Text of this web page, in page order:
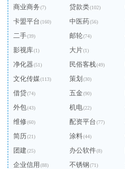
商业商务(7) 贷款类(102)
卡盟平台(160) 中医药(56)
二手(39) 邮轮(74)
影视库(1) 大片(1)
净化器(51) 民俗客栈(49)
文化传媒(113) 策划 (30)
借贷(74) 五金(90)
外包(43) 机电(22)
维修(60) 配资平台(77)
简历(21) 涂料(44)
团建(25) 办公软件(8)
企业信用 (88) 不锈钢(71)